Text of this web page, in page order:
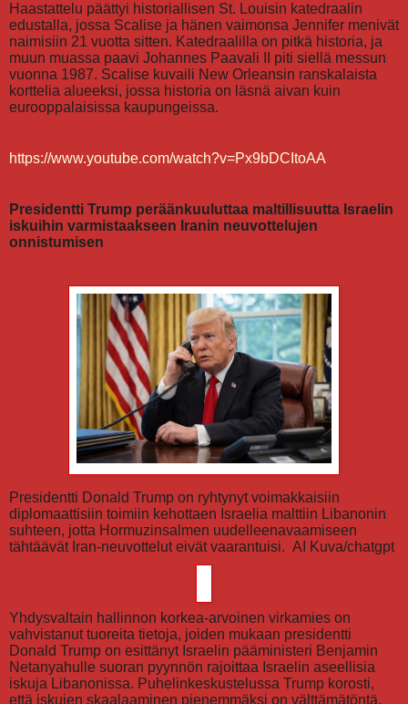
Haastattelu päättyi historiallisen St. Louisin katedraalin
edustalla, jossa Scalise ja hänen vaimonsa Jennifer menivät
naimisiin 21 vuotta sitten. Katedraalilla on pitkä historia, ja
muun muassa paavi Johannes Paavali II piti siellä messun
vuonna 1987. Scalise kuvaili New Orleansin ranskalaista
korttelia alueeksi, jossa historia on läsnä aivan kuin
eurooppalaisissa kaupungeissa.
https://www.youtube.com/watch?v=Px9bDCItoAA
Presidentti Trump peräänkuuluttaa maltillisuutta Israelin
iskuihin varmistaakseen Iranin neuvottelujen
onnistumisen
Presidentti Donald Trump on ryhtynyt voimakkaisiin
diplomaattisiin toimiin kehottaen Israelia malttiin Libanonin
suhteen, jotta Hormuzinsalmen uudelleenavaamiseen
tähtäävät Iran-neuvottelut eivät vaarantuisi. AI Kuva/chatgpt
Yhdysvaltain hallinnon korkea-arvoinen virkamies on
vahvistanut tuoreita tietoja, joiden mukaan presidentti
Donald Trump on esittänyt Israelin pääministeri Benjamin
Netanyahulle suoran pyynnön rajoittaa Israelin aseellisia
iskuja Libanonissa. Puhelinkeskustelussa Trump korosti,
että iskujen skaalaaminen pienemmäksi on välttämätöntä,